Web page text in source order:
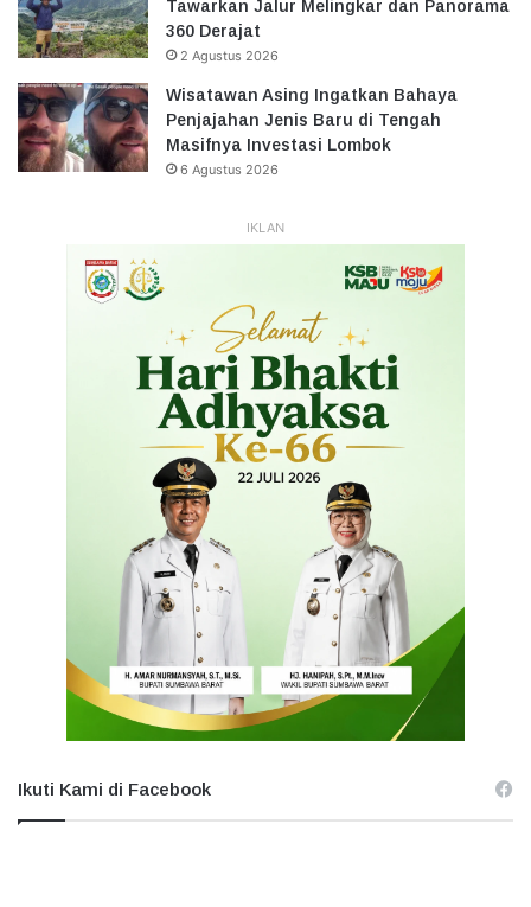
Tawarkan Jalur Melingkar dan Panorama
360 Derajat
2 Agustus 2026
Wisatawan Asing Ingatkan Bahaya
Penjajahan Jenis Baru di Tengah
Masifnya Investasi Lombok
6 Agustus 2026
IKLAN
Ikuti Kami di Facebook